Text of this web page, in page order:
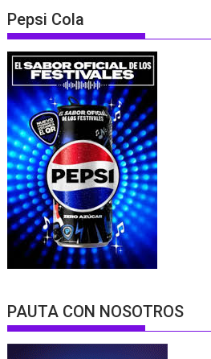
Pepsi Cola
PAUTA CON NOSOTROS